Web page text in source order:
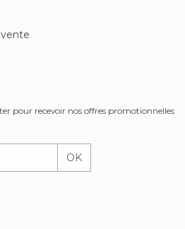
pour recevoir nos offres promotionnelles
OK